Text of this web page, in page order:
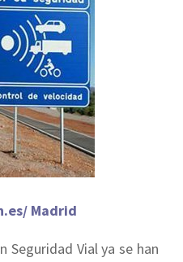
Madrid
Seguridad Vial ya se han